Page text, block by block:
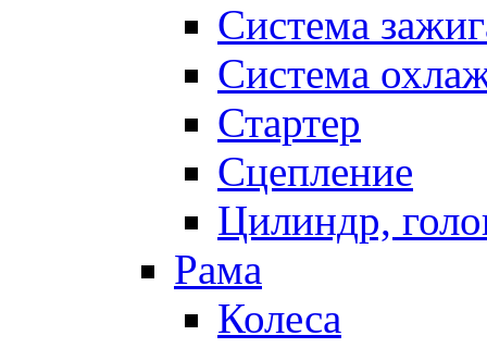
Система
Система
Стартер
Сцепление
Цилиндр,
Рама
Колеса